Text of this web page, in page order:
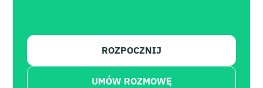
ROZPOCZNIJ
UMÓW ROZMOWĘ